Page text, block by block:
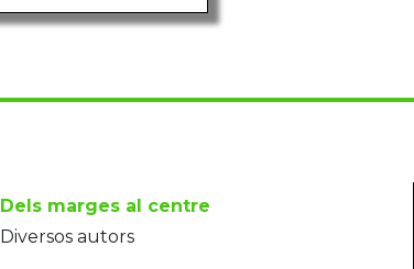
Dels marges al centre
Diversos autors